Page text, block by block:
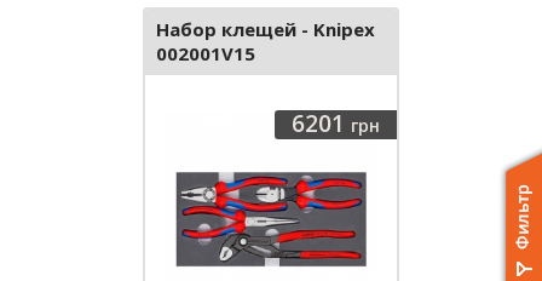
Набор клещей - Knipex
002001V15
6201 грн